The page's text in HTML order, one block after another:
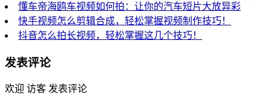
懂车帝海鸥车视频如何拍：让你的汽车短片大放异彩
快手视频怎么剪辑合成，轻松掌握视频制作技巧！
抖音怎么拍长视频，轻松掌握这几个技巧！
发表评论
欢迎 访客 发表评论